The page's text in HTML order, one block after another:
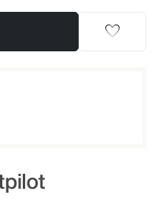
favorite